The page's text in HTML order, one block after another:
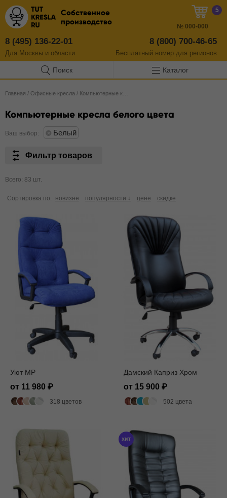
Собственное
производство
8 (495) 136-22-01
Для Москвы и области
8 (800) 700-46-65
Бесплатный номер для регионов
5
№ 000-000
Поиск Каталог
Главная / Офисные кресла /
Компьютерные кресла белого цвета
Ваш выбор: Белый
Фильтр товаров
Всего: 83 шт.
Сортировка по: новизне популярности ↓ цене скидке
Уют MP
от 11 980
318 цветов
Дамский Каприз Хром
от 15 900
502 цвета